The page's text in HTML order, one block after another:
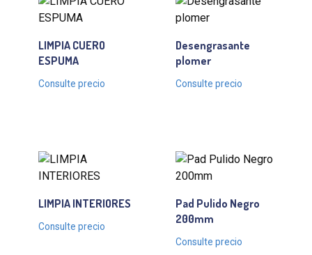
LIMPIA CUERO
ESPUMA
Consulte precio
Desengrasante
plomer
Consulte precio
LIMPIA INTERIORES
Consulte precio
Pad Pulido Negro
200mm
Consulte precio